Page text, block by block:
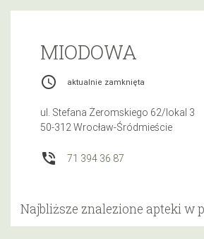
MIODOWA
access_time aktualnie zamknięta
ul. Stefana Żeromskiego 62/lokal 3
50-312 Wrocław-Śródmieście
phone_in_talk 71 394 36 87
Najbliższe znalezione apteki w